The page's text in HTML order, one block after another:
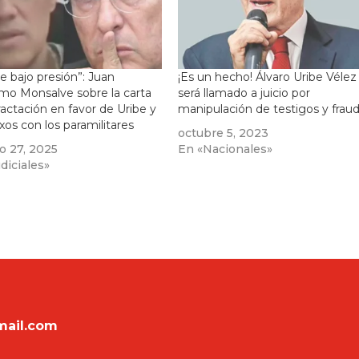
bajo presión”: Juan
Monsalve sobre la carta
en favor de Uribe y
con los paramilitares
27, 2025
¡Es un hecho! Álvaro Uribe Vélez
será llamado a juicio por
manipulación de testigos y
octubre 5, 2023
En «Nacionales»